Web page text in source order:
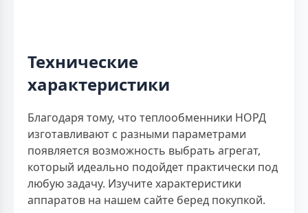
Технические
характеристики
Благодаря тому, что теплообменники НОРД
изготавливают с разными параметрами
появляется возможность выбрать агрегат,
который идеально подойдет практически под
любую задачу. Изучите характеристики
аппаратов на нашем сайте беред покупкой.